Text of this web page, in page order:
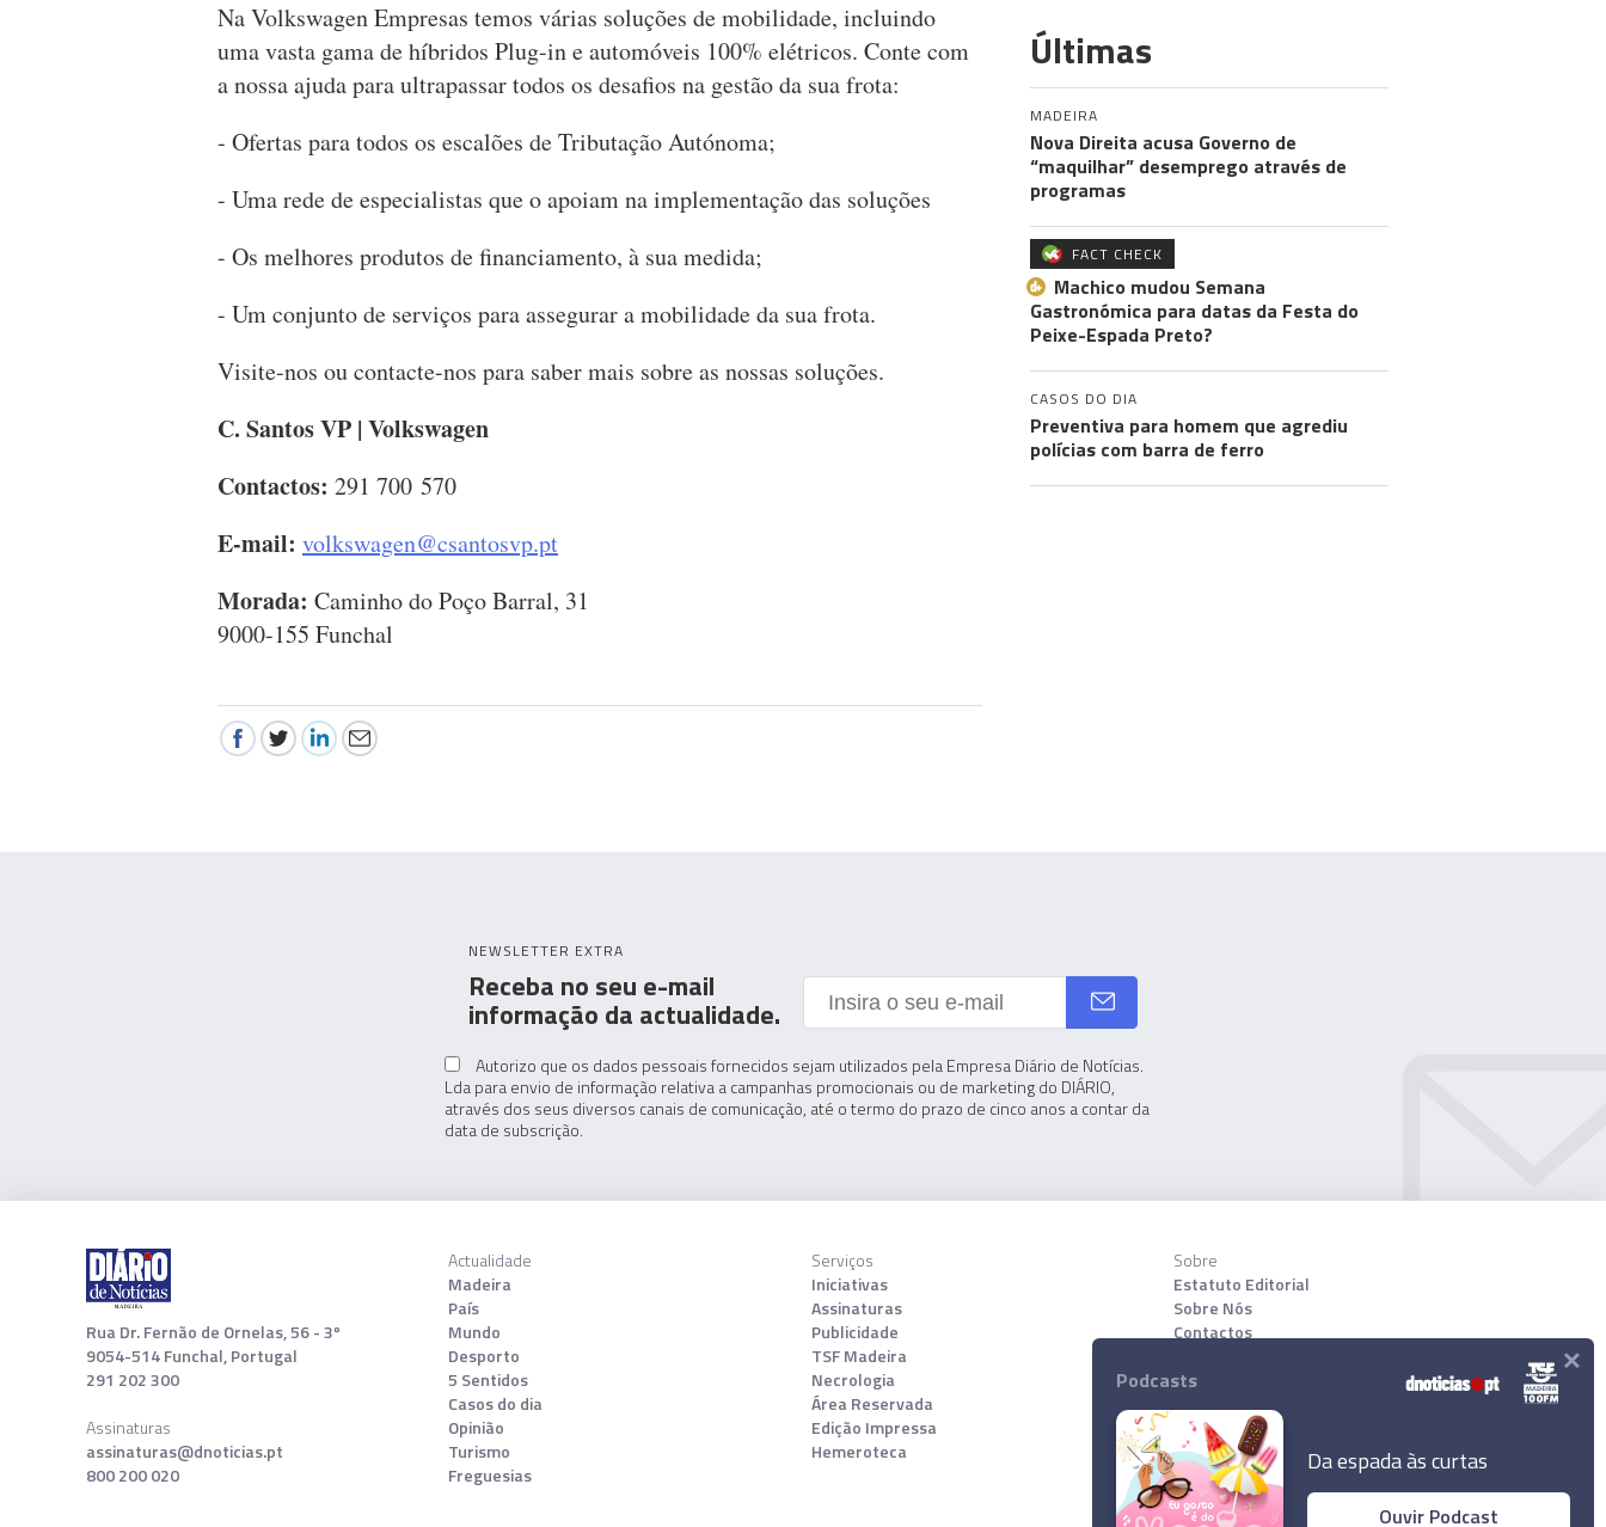
Na Volkswagen Empresas temos várias soluções de mobilidade, incluindo
uma vasta gama de híbridos Plug-in e automóveis 100% elétricos. Conte com
a nossa ajuda para ultrapassar todos os desafios na gestão da sua frota:
- Ofertas para todos os escalões de Tributação Autónoma;
- Uma rede de especialistas que o apoiam na implementação das soluções
- Os melhores produtos de financiamento, à sua medida;
- Um conjunto de serviços para assegurar a mobilidade da sua frota.
Visite-nos ou contacte-nos para saber mais sobre as nossas soluções.
C. Santos VP | Volkswagen
Contactos: 291 700 570
E-mail: volkswagen@csantosvp.pt
Morada: Caminho do Poço Barral, 31
9000-155 Funchal
Últimas
MADEIRA
Nova Direita acusa Governo de
“maquilhar” desemprego através de
programas
FACT CHECK
Machico mudou Semana
Gastronómica para datas da Festa do
Peixe-Espada Preto?
CASOS DO DIA
Preventiva para homem que agrediu
polícias com barra de ferro
NEWSLETTER EXTRA
Receba no seu e-mail
informação da actualidade.
Autorizo que os dados pessoais fornecidos sejam utilizados pela Empresa Diário de Notícias.
Lda para envio de informação relativa a campanhas promocionais ou de marketing do DIÁRIO,
através dos seus diversos canais de comunicação, até o termo do prazo de cinco anos a contar da
data de subscrição.
Rua Dr. Fernão de Ornelas, 56 - 3º
9054-514 Funchal, Portugal
291 202 300
Assinaturas
assinaturas@dnoticias.pt
800 200 020
Actualidade
Madeira
País
Mundo
Desporto
5 Sentidos
Casos do dia
Opinião
Turismo
Freguesias
Serviços
Iniciativas
Assinaturas
Publicidade
TSF Madeira
Necrologia
Área Reservada
Edição Impressa
Hemeroteca
Sobre
Estatuto Editorial
Sobre Nós
Contactos
Download App
Podcasts
Da espada às curtas
Ouvir Podcast
×